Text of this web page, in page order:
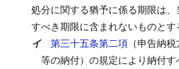
処分に関する猶予に係る期限は
すべき期限に含まれないものとす
イ 第三十五条第二項 （申告納
等の納付）の規定により納付